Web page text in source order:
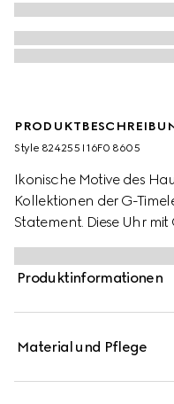
Style ‎824255 I16F0 8605
Ikonische Motive des
Kollektionen der G-
Statement. Diese Uhr
Edelstahl und ein
Produktinformationen
Material und Pflege